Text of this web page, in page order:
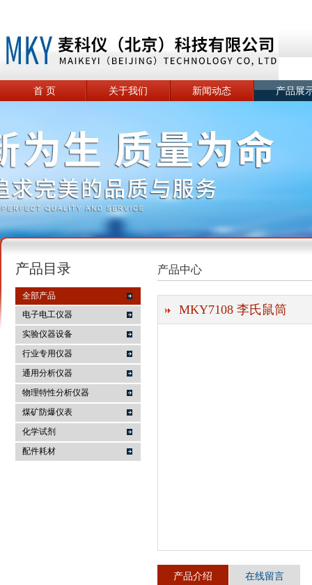
麦科仪（北京）科技有限公司
首 页 关于我们 新闻动态 产品展
产品目录
全部产品
电子电工仪器
实验仪器设备
行业专用仪器
通用分析仪器
物理特性分析仪器
煤矿防爆仪表
化学试剂
配件耗材
产品中心
MKY7108 李氏鼠筒
产品介绍 在线留言